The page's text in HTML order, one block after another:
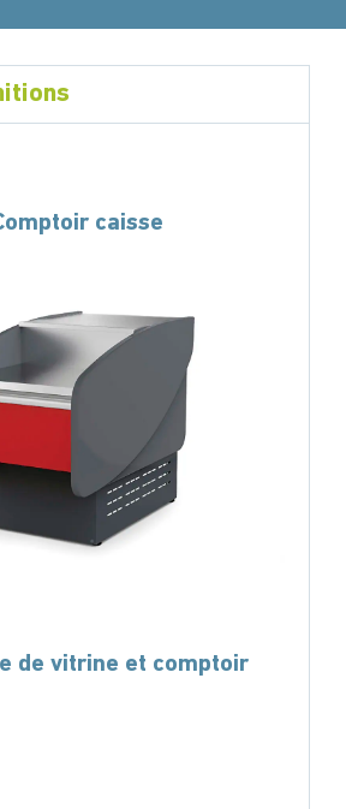
caisse
de vitrine et comptoir